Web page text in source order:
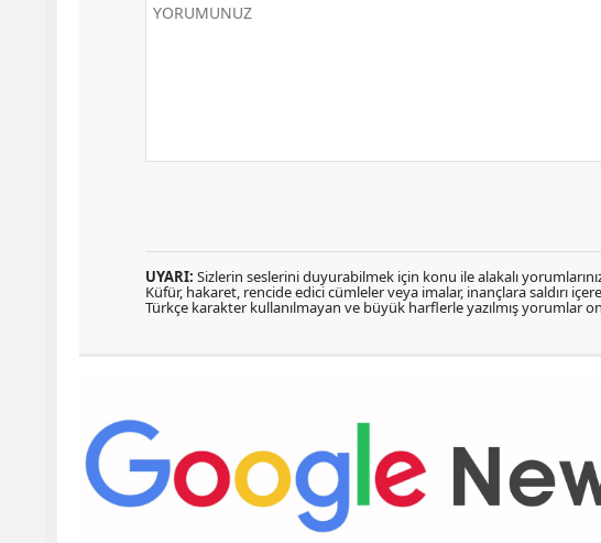
UYARI: Sizlerin seslerini duyurabilmek için konu ile alakalı
Küfür, hakaret, rencide edici cümleler veya imalar, inançlara saldırı
Türkçe karakter kullanılmayan ve büyük harflerle yazılmış yorumlar